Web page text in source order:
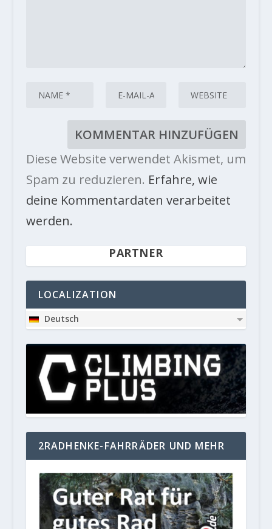
Diese Website verwendet Akismet, um
Spam zu reduzieren. Erfahre, wie
deine Kommentardaten verarbeitet
werden.
PARTNER
LOCALIZATION
Deutsch
2RADHENKE-FAHRRÄDER UND MEHR